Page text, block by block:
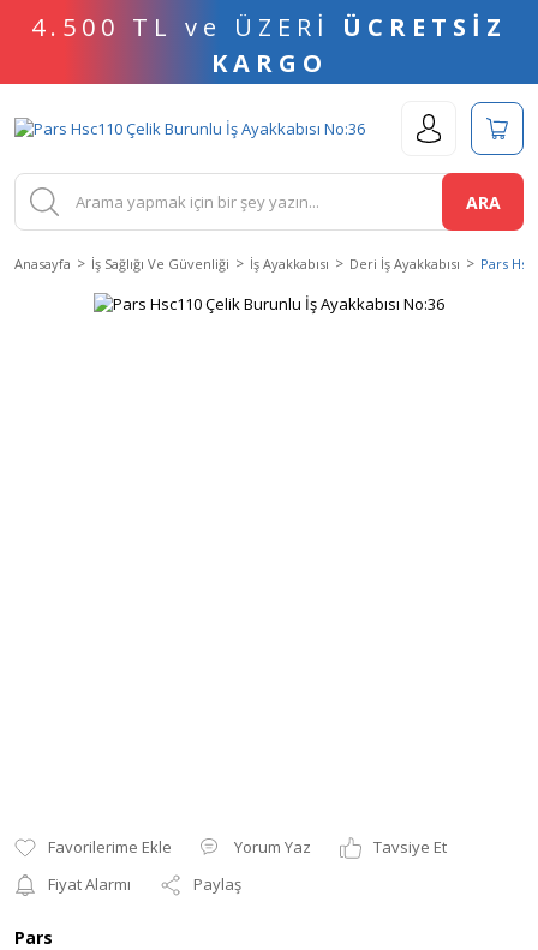
4.500 TL ve ÜZERİ ÜCRETSİZ
KARGO
ARA
Anasayfa İş Sağlığı Ve Güvenliği İş Ayakkabısı Deri İş Ayakkabısı Pars
Yorum Yaz
Tavsiye Et
Fiyat Alarmı
Paylaş
Pars